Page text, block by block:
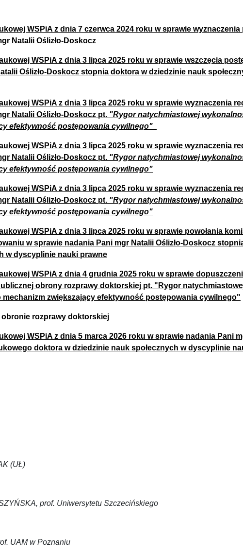
WSPiA z dnia 7 czerwca 2024 roku w sprawie
Natalii Oślizło-Doskocz
WSPiA z dnia 3 lipca 2025 roku w sprawie wszczęcia
Oślizło-Doskocz stopnia doktora w dziedzinie nauk
WSPiA z dnia 3 lipca 2025 roku w sprawie wyznaczenia
Natalii Oślizło-Doskocz pt. "Rygor natychmiastowej
efektywność postępowania cywilnego"
WSPiA z dnia 3 lipca 2025 roku w sprawie wyznaczenia
Natalii Oślizło-Doskocz pt. "Rygor natychmiastowej
efektywność postępowania cywilnego"
WSPiA z dnia 3 lipca 2025 roku w sprawie wyznaczenia
Natalii Oślizło-Doskocz pt. "Rygor natychmiastowej
efektywność postępowania cywilnego"
WSPiA z dnia 3 lipca 2025 roku w sprawie powołania
w sprawie nadania Pani mgr Natalii Oślizło-Doskocz
w dyscyplinie nauki prawne
WSPiA z dnia 4 grudnia 2025 roku w sprawie
obrony rozprawy doktorskiej pt. "Rygor
zwiększający efektywność postępowania cywilnego"
rozprawy doktorskiej
WSPiA z dnia 5 marca 2026 roku w sprawie nadania Pani
doktora w dziedzinie nauk społecznych w dyscyplinie
(UŁ)
prof. Uniwersytetu Szczecińskiego
UAM w Poznaniu